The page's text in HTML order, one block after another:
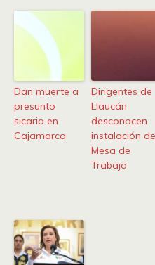
Dan muerte a
presunto
sicario en
Cajamarca
Dirigentes de
Llaucán
desconocen
instalación de
Mesa de
Trabajo